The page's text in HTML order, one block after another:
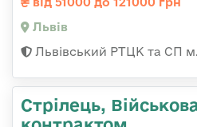
Львів
Львівський РТЦК та СП
Стрілець,